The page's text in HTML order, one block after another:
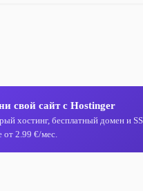
свой сайт с Hostinger
хостинг, бесплатный домен и
от 2.99 €/мес.